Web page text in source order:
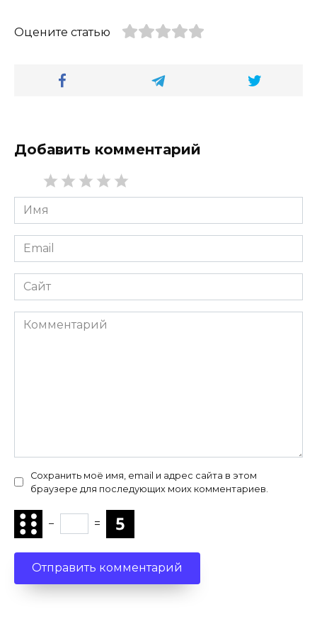
Оцените статью
Добавить комментарий
Имя
*
Email
*
Сайт
Комментарий
Сохранить моё имя, email и адрес сайта в этом
браузере для последующих моих комментариев.
− =